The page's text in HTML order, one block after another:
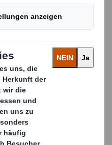
SIE UNS FÜR